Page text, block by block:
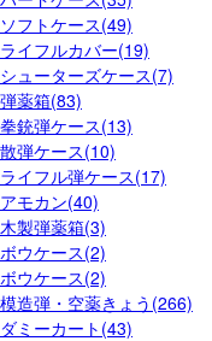
ソフトケース(49)
ライフルカバー(19)
シューターズケース(7)
弾薬箱(83)
拳銃弾ケース(13)
散弾ケース(10)
ライフル弾ケース(17)
アモカン(40)
木製弾薬箱(3)
ボウケース(2)
ボウケース(2)
模造弾・空薬きょう(266)
ダミーカート(43)